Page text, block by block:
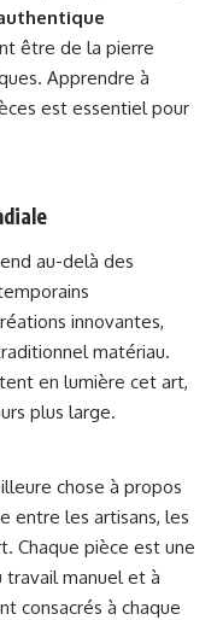
être de la pierre
Apprendre à
est essentiel pour
au-delà des
innovantes,
matériau.
en lumière cet art,
plus large.
chose à propos
entre les artisans, les
Chaque pièce est une
manuel et à
consacrés à chaque